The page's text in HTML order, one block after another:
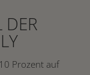
DER
Prozent auf